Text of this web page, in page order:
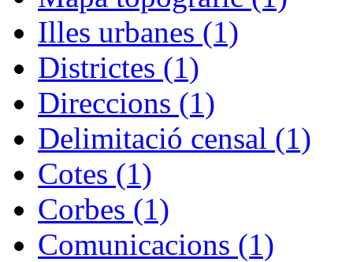
Illes urbanes (1)
Districtes (1)
Direccions (1)
Delimitació censal (1)
Cotes (1)
Corbes (1)
Comunicacions (1)